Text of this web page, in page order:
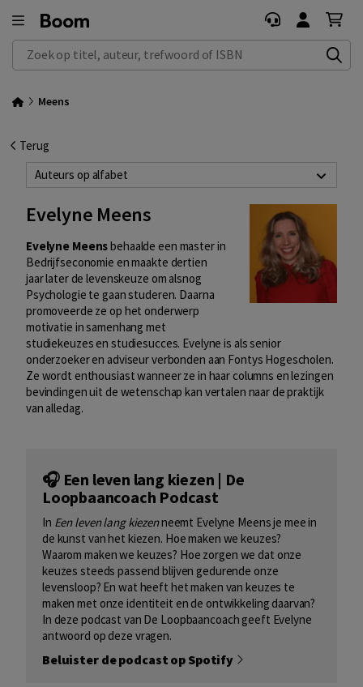
Zoek op titel, auteur, trefwoord of ISBN
Meens
Terug
Auteurs op alfabet
Evelyne Meens
Evelyne Meensbehaalde een master in
Bedrijfseconomie en maakte dertien
jaar later de levenskeuze om alsnog
Psychologie te gaan studeren. Daarna
promoveerde ze op het onderwerp
motivatie in samenhang met
studiekeuzes en studiesucces. Evelyne is als senior
onderzoeker en adviseur verbonden aan Fontys Hogescholen.
Ze wordt enthousiast wanneer ze in haar columns en lezingen
bevindingen uit de wetenschap kan vertalen naar de praktijk
van alledag.
🎧 Een leven lang kiezen | De
Loopbaancoach Podcast
In Een leven lang kiezenneemt Evelyne Meens je mee in
de kunst van het kiezen. Hoe maken we keuzes?
Waarom maken we keuzes? Hoe zorgen we dat onze
keuzes steeds passend blijven gedurende onze
levensloop? En wat heeft het maken van keuzes te
maken met onze identiteit en de ontwikkeling daarvan?
In deze podcast van De Loopbaancoach geeft Evelyne
antwoord op deze vragen.
Beluister de podcast op Spotify